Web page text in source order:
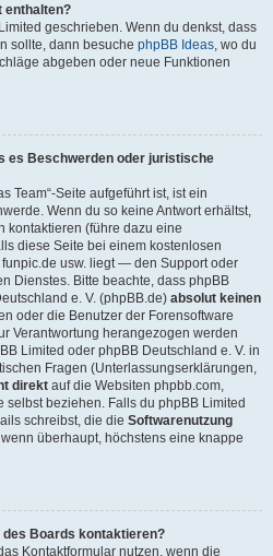
enthalten?
geschrieben. Wenn du denkst, dass
sollte, dann besuche phpBB Ideas , wo du
abgeben oder neue Funktionen
es Beschwerden oder juristische
Team“-Seite aufgeführt ist, ist ein
Wenn du so keine Antwort erhältst,
kontaktieren (führe dazu eine
diese Seite bei einem kostenlosen
funpic.de usw. liegt — den Support oder
Dienstes. Bitte beachte, dass phpBB
e. V. (phpBB.de) absolut keinen
oder die Benutzer der Forensoftware
Verantwortung herangezogen werden
Limited oder phpBB Deutschland e. V. in
Fragen (Unterlassungserklärungen,
direkt auf die Websiten phpbb.com,
beziehen. Falls du phpBB Limited
schreibst, die die Softwarenutzung
überhaupt, höchstens eine knappe
Boards kontaktieren?
Kontaktformular nutzen, wenn die